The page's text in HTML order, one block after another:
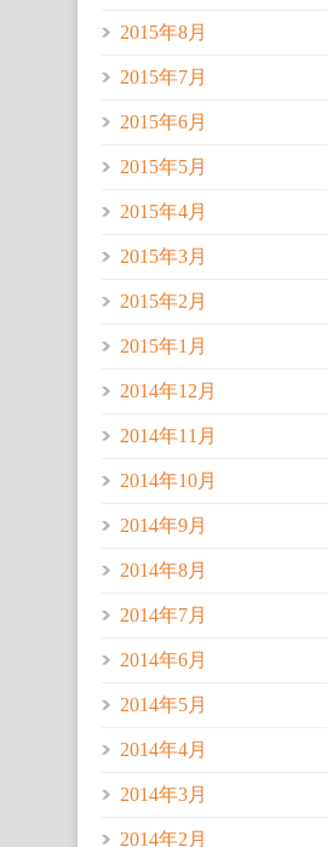
2015年8月
2015年7月
2015年6月
2015年5月
2015年4月
2015年3月
2015年2月
2015年1月
2014年12月
2014年11月
2014年10月
2014年9月
2014年8月
2014年7月
2014年6月
2014年5月
2014年4月
2014年3月
2014年2月